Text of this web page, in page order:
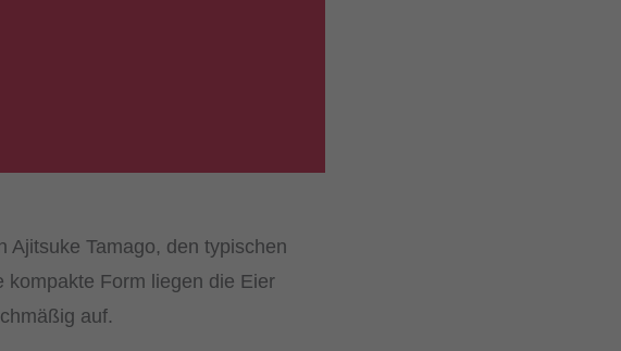
Ajitsuke Tamago, den typischen
kompakte Form liegen die Eier
auf.